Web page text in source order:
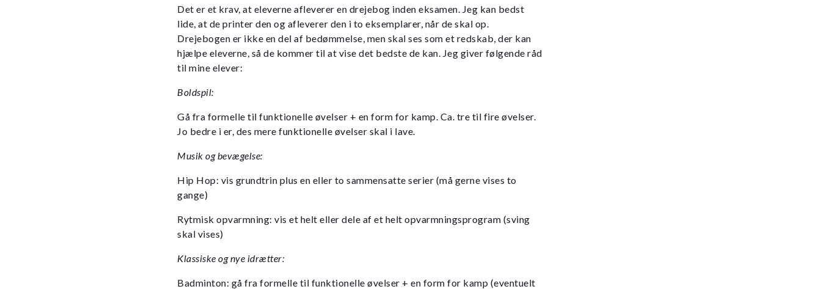
Det er et krav, at eleverne afleverer en drejebog inden eksamen. Jeg kan bedst
lide, at de printer den og afleverer den i to eksemplarer, når de skal op.
Drejebogen er ikke en del af bedømmelse, men skal ses som et redskab, der kan
hjælpe eleverne, så de kommer til at vise det bedste de kan. Jeg giver følgende råd
til mine elever:
Boldspil:
Gå fra formelle til funktionelle øvelser + en form for kamp. Ca. tre til fire øvelser.
Jo bedre i er, des mere funktionelle øvelser skal i lave.
Musik og bevægelse:
Hip Hop: vis grundtrin plus en eller to sammensatte serier (må gerne vises to
gange)
Rytmisk opvarmning: vis et helt eller dele af et helt opvarmningsprogram (sving
skal vises)
Klassiske og nye idrætter:
Badminton: gå fra formelle til funktionelle øvelser + en form for kamp (eventuelt